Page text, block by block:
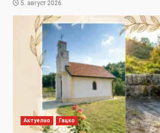
5. август 2026.
Актуелно Гацко